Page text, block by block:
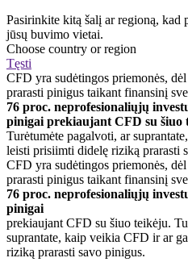
Pasirinkite kitą šalį ar regioną, kad
jūsų buvimo vietai.
Choose country or region
Tęsti
CFD yra sudėtingos priemonės,
prarasti pinigus taikant finansinį
76 proc. neprofesionaliųjų
pinigai prekiaujant CFD su šiuo
Turėtumėte pagalvoti, ar
leisti prisiimti didelę riziką prarasti
CFD yra sudėtingos priemonės,
prarasti pinigus taikant finansinį
76 proc. neprofesionaliųjų
pinigai
prekiaujant CFD su šiuo teikėju.
suprantate, kaip veikia CFD ir ar
riziką prarasti savo pinigus.